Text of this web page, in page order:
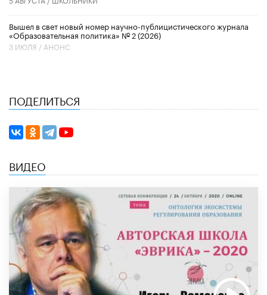
Вышел в свет новый номер научно-публицистического журнала
«Образовательная политика» № 2 (2026)
3 ИЮЛЯ / АНОНС
ПОДЕЛИТЬСЯ
ВИДЕО